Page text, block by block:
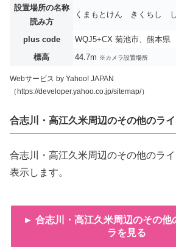
設置場所の名称
読み方
くまもとけん きくちし
plus code
WQJ5+CX 菊池市、熊本県
標高
44.7m ※カメラ設置場所
Webサービス by Yahoo! JAPAN
（https://developer.yahoo.co.jp/sitemap/）
合志川・高江久米周辺のその他のラ
合志川・高江久米周辺のその他のラ
表示します。
► 合志川・高江久米周辺のその他
ラを見る